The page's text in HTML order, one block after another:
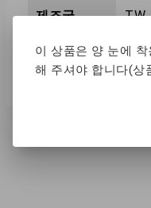
제조국 TW
함수율 38%
이 상품은 양 눈에
해 주셔야 합니다(상